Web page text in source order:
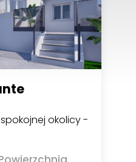
okolicy -